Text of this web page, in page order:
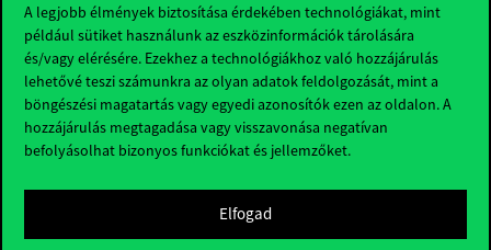
A legjobb élmények biztosítása érdekében technológiákat, mint
például sütiket használunk az eszközinformációk tárolására
és/vagy elérésére. Ezekhez a technológiákhoz való hozzájárulás
lehetővé teszi számunkra az olyan adatok feldolgozását, mint a
böngészési magatartás vagy egyedi azonosítók ezen az oldalon. A
hozzájárulás megtagadása vagy visszavonása negatívan
befolyásolhat bizonyos funkciókat és jellemzőket.
Elfogad
Hasznos linkek
Nyitvatartás
Házirend